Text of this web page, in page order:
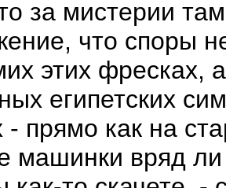
за мистерии
что споры
этих фресках,
египетских
- прямо как на
машинки вряд ли